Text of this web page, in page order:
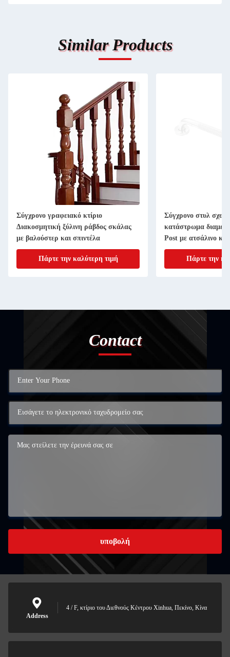
Similar Products
Σύγχρονο γραφειακό κτίριο
Διακοσμητική ξύλινη ράβδος σκάλας
με βαλούστερ και σπιντέλα
Πάρτε την καλύτερη τιμή
Σύγχρονο στυλ
κατάστρωμα
Post με ατσάλινο
Πάρτε την
Contact
υποβολή
Address
4 / F, κτίριο του Διεθνούς Κέντρου Xinhua, Πεκίνο, Κίνα